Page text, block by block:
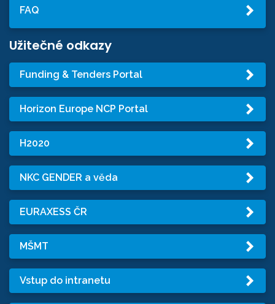
FAQ
Užitečné odkazy
Funding & Tenders Portal
Horizon Europe NCP Portal
H2020
NKC GENDER a věda
EURAXESS ČR
MŠMT
Vstup do intranetu